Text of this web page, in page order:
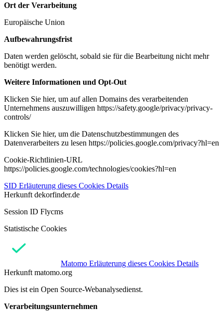
Ort der Verarbeitung
Europäische Union
Aufbewahrungsfrist
Daten werden gelöscht, sobald sie für die Bearbeitung nicht mehr
benötigt werden.
Weitere Informationen und Opt-Out
Klicken Sie hier, um auf allen Domains des verarbeitenden
Unternehmens auszuwilligen https://safety.google/privacy/privacy-
controls/
Klicken Sie hier, um die Datenschutzbestimmungen des
Datenverarbeiters zu lesen https://policies.google.com/privacy?hl=en
Cookie-Richtlinien-URL
https://policies.google.com/technologies/cookies?hl=en
SID Erläuterung dieses Cookies Details
Herkunft dekorfinder.de
Session ID Flycms
Statistische Cookies
Matomo Erläuterung dieses Cookies Details
Herkunft matomo.org
Dies ist ein Open Source-Webanalysedienst.
Verarbeitungsunternehmen